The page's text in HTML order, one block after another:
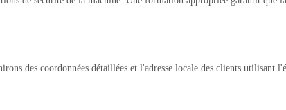
des coordonnées détaillées et l'adresse locale des clients